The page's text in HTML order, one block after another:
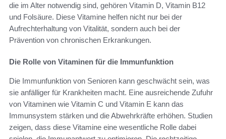
die im Alter notwendig sind, gehören Vitamin D, Vitamin B12
und Folsäure. Diese Vitamine helfen nicht nur bei der
Aufrechterhaltung von Vitalität, sondern auch bei der
Prävention von chronischen Erkrankungen.
Die Rolle von Vitaminen für die Immunfunktion
Die Immunfunktion von Senioren kann geschwächt sein, was
sie anfälliger für Krankheiten macht. Eine ausreichende Zufuhr
von Vitaminen wie Vitamin C und Vitamin E kann das
Immunsystem stärken und die Abwehrkräfte erhöhen. Studien
zeigen, dass diese Vitamine eine wesentliche Rolle dabei